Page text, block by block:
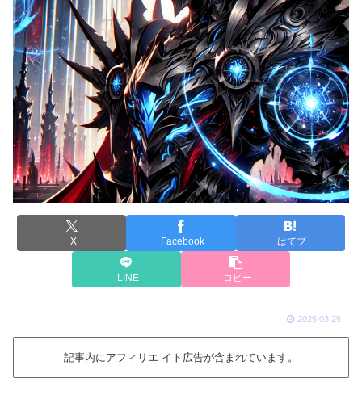
X Facebook はてブ
LINE コピー
2025.03.25
記事内にアフィリエ イト広告が含まれています。